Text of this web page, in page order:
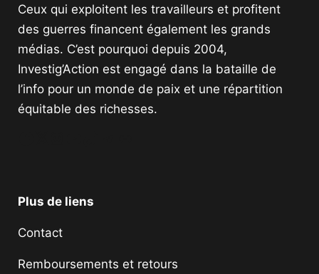
Ceux qui exploitent les travailleurs et profitent
des guerres financent également les grands
médias. C’est pourquoi depuis 2004,
Investig’Action est engagé dans la bataille de
l’info pour un monde de paix et une répartition
équitable des richesses.
Plus de liens
Contact
Remboursements et retours